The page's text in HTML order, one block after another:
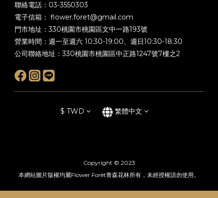
聯絡電話：03-3550303
電子信箱： flower.foret@gmail.com
門市地址：330桃園市桃園區文中一路193號
營業時間：週一至週六 10:30-19:00、週日10:30-18:30
公司聯絡地址：330桃園市桃園區中正路1247號7樓之2
$ TWD 繁體中文
Copyright © 2023
本網站圖片版權均屬Flower Forêt青森花林所有，未經授權請勿使用。